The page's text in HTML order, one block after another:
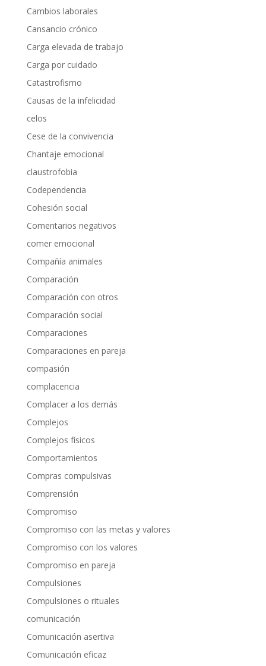
Cambios laborales
Cansancio crónico
Carga elevada de trabajo
Carga por cuidado
Catastrofismo
Causas de la infelicidad
celos
Cese de la convivencia
Chantaje emocional
claustrofobia
Codependencia
Cohesión social
Comentarios negativos
comer emocional
Compañía animales
Comparación
Comparación con otros
Comparación social
Comparaciones
Comparaciones en pareja
compasión
complacencia
Complacer a los demás
Complejos
Complejos físicos
Comportamientos
Compras compulsivas
Comprensión
Compromiso
Compromiso con las metas y valores
Compromiso con los valores
Compromiso en pareja
Compulsiones
Compulsiones o rituales
comunicación
Comunicación asertiva
Comunicación eficaz